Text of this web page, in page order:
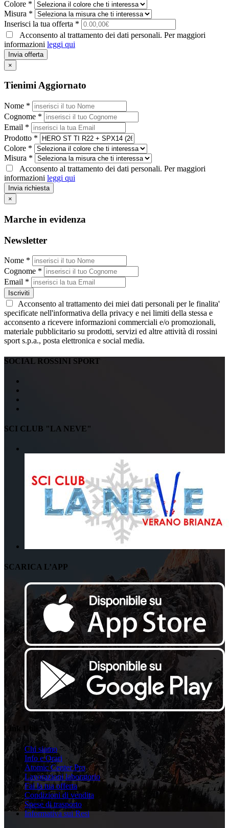
Colore *
Misura *
Inserisci la tua offerta *
Acconsento al trattamento dei dati personali. Per maggiori
informazioni leggi qui
Invia offerta
×
Tienimi Aggiornato
Nome *
Cognome *
Email *
Prodotto *
Colore *
Misura *
Acconsento al trattamento dei dati personali. Per maggiori
informazioni leggi qui
Invia richiesta
×
Marche in evidenza
Newsletter
Nome *
Cognome *
Email *
Iscriviti
Acconsento al trattamento dei miei dati personali per le finalita'
specificate nell'informativa della privacy e nei limiti della stessa e
acconsento a ricevere informazioni commerciali e/o promozionali,
materiale pubblicitario su prodotti, servizi ed altre attività di rossini
sport s.p.a., posta elettronica e social media.
SOCIAL ROSSINI SPORT
SCI CLUB "LA NEVE"
SCARICA L’APP
Link Utili
Chi siamo
Info e Orari
Atomic Center Pro
Lavorazioni laboratorio
Fai la tua offerta
Condizioni di vendita
Spese di trasporto
Informativa sui Resi